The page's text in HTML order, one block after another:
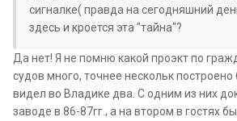
сигналке( правда на сегодняшний
здесь и кроется эта "тайна"?
Да нет! Я не помню какой проэкт по
судов много, точнее нескольк
видел во Владике два. С одним из них
заводе в 86-87гг., а на втором в гостях